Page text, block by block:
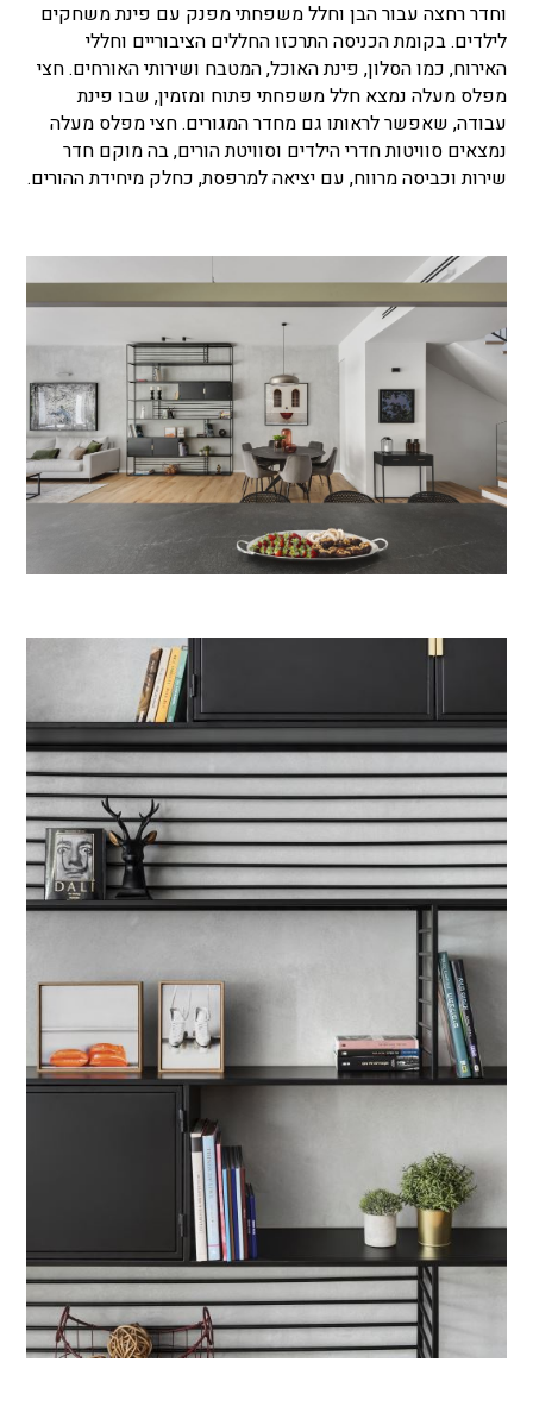
וחדר רחצה עבור הבן וחלל משפחתי מפנק עם פינת משחקים
לילדים. בקומת הכניסה התרכזו החללים הציבוריים וחללי
האירוח, כמו הסלון, פינת האוכל, המטבח ושירותי האורחים. חצי
מפלס מעלה נמצא חלל משפחתי פתוח ומזמין, שבו פינת
עבודה, שאפשר לראותו גם מחדר המגורים. חצי מפלס מעלה
נמצאים סוויטות חדרי הילדים וסוויטת הורים, בה מוקם חדר
שירות וכביסה מרווח, עם יציאה למרפסת, כחלק מיחידת ההורים.